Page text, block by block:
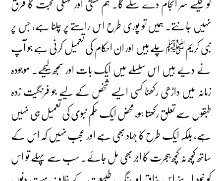
نہیں جانتے۔ ہمیں تو پوری طرح اس راستے پر چلنا ہے، جس پر
نبی کریمﷺ چلے ہیں اور ان احکام کی تعمیل کرنی ہے جو آپ
نے دیے ہیں اس سلسلے میں ایک بات اور سمجھ لیجیے۔ موجودہ
زمانہ میں داڑھی رکھنا کسی ایسے شخص کے لیے جو فرنگیت زدہ
طبقوں سے تعلق رکھتا ہو، محض ایک حکم نبوی کی تعمیل ہی نہیں
ہے، بلکہ ایک طرح کا جہاد بھی ہے اور عجب نہیں کہ اس کے
ساتھ کچھ نہ کچھ ہجرت کا اجر بھی مل جائے۔ سب سے پہلے تو اس